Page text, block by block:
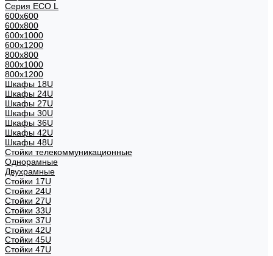
Серия ECO L
600x600
600x800
600х1000
600х1200
800x800
800х1000
800х1200
Шкафы 18U
Шкафы 24U
Шкафы 27U
Шкафы 30U
Шкафы 36U
Шкафы 42U
Шкафы 48U
Стойки телекоммуникационные
Однорамные
Двухрамные
Стойки 17U
Стойки 24U
Стойки 27U
Стойки 33U
Стойки 37U
Стойки 42U
Стойки 45U
Стойки 47U